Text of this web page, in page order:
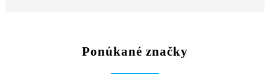
Ponúkané značky